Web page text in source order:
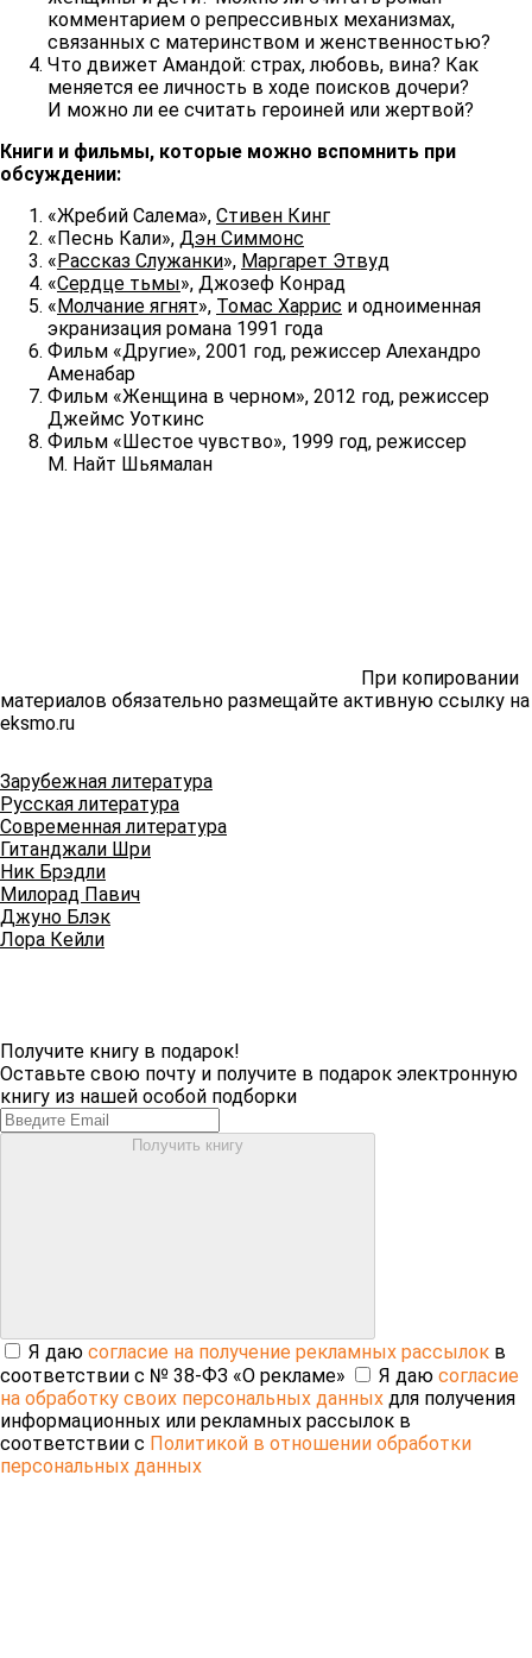
комментарием о репрессивных механизмах,
связанных с материнством и женственностью?
Что движет Амандой: страх, любовь, вина? Как
меняется ее личность в ходе поисков дочери?
И можно ли ее считать героиней или жертвой?
Книги и фильмы, которые можно вспомнить при
обсуждении:
«Жребий Салема», Стивен Кинг
«Песнь Кали», Дэн Симмонс
«Рассказ Служанки», Маргарет Этвуд
«Сердце тьмы», Джозеф Конрад
«Молчание ягнят», Томас Харрис и одноименная
экранизация романа 1991 года
Фильм «Другие», 2001 год, режиссер Алехандро
Аменабар
Фильм «Женщина в черном», 2012 год, режиссер
Джеймс Уоткинс
Фильм «Шестое чувство», 1999 год, режиссер
М. Найт Шьямалан
При копировании
материалов обязательно размещайте активную ссылку на
eksmo.ru
Зарубежная литература
Русская литература
Современная литература
Гитанджали Шри
Ник Брэдли
Милорад Павич
Джуно Блэк
Лора Кейли
Получите книгу в подарок!
Оставьте свою почту и получите в подарок электронную
книгу из нашей особой подборки
Получить книгу
Я даю согласие на получение рекламных рассылок в
соответствии с № 38-ФЗ «О рекламе»
Я даю согласие
на обработку своих персональных данных для получения
информационных или рекламных рассылок в
соответствии с Политикой в отношении обработки
персональных данных